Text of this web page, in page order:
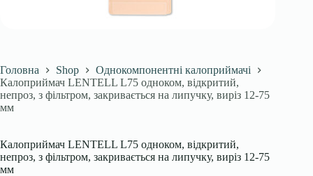
Головна Shop
Однокомпонентні калоприймачі
Калоприймач LENTELL L75 одноком, відкритий,
непроз, з фільтром, закривається на липучку, виріз 12-75
мм
Калоприймач LENTELL L75 одноком, відкритий,
непроз, з фільтром, закривається на липучку, виріз 12-75
мм